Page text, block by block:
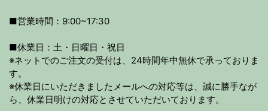
■営業時間：9:00~17:30
■休業日：土・日曜日・祝日
※ネットでのご注文の受付は、24時間年中無休で承っておりま
す。
※休業日にいただきましたメールへの対応等は、誠に勝手なが
ら、休業日明けの対応とさせていただいております。